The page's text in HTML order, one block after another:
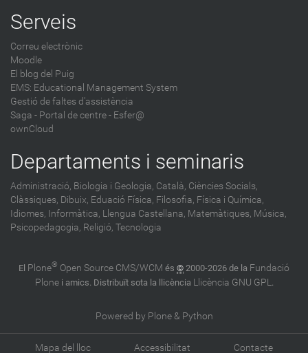
Serveis
Correu electrònic
Moodle
El blog del Puig
EMS: Educational Management System
Gestió de faltes d'assistència
Saga - Portal de centre - Esfer@
ownCloud
Departaments i seminaris
Administració, Biologia i Geologia, Català, Ciències Socials,
Clàssiques, Dibuix, Eduació Física, Filosofia, Física i Química,
Idiomes, Informàtica, Llengua Castellana, Matemàtiques, Música,
Psicopedagogia, Religió, Tecnologia
El Plone® Open Source CMS/WCM és © 2000-2026 de la Fundació
Plonei amics. Distribuït sota la llicència Llicència GNU GPL.
Powered by Plone & Python
Mapa del lloc Accessibilitat Contacte